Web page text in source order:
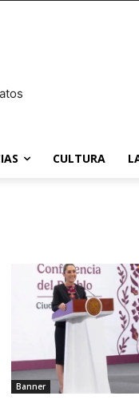
CULTURA
Banner